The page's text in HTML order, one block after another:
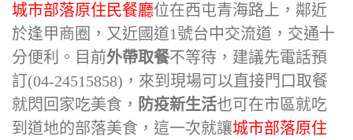
城市部落原住民餐廳位在西屯青海路上，鄰近
於逢甲商圈，又近國道1號台中交流道，交通十
分便利。目前外帶取餐不等待，建議先電話預
訂(04-24515858)，來到現場可以直接門口取餐
就閃回家吃美食， 防疫新生活也可在市區就吃
到道地的部落美食，這一次就讓城市部落原住